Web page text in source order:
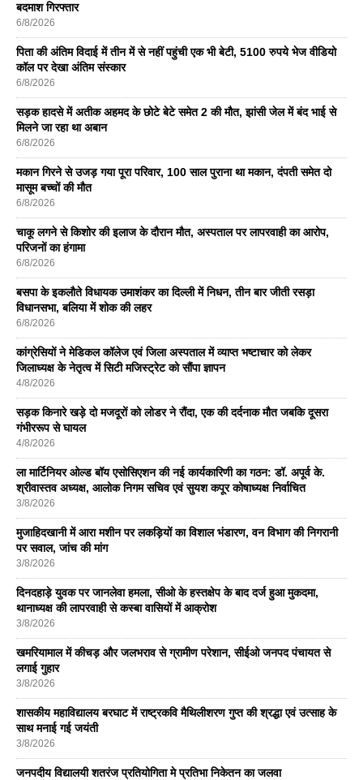
बदमाश गिरफ्तार
6/8/2026
पिता की अंतिम विदाई में तीन में से नहीं पहुंची एक भी बेटी, 5100 रुपये भेज वीडियो
कॉल पर देखा अंतिम संस्कार
6/8/2026
सड़क हादसे में अतीक अहमद के छोटे बेटे समेत 2 की मौत, झांसी जेल में बंद भाई से
मिलने जा रहा था अबान
6/8/2026
मकान गिरने से उजड़ गया पूरा परिवार, 100 साल पुराना था मकान, दंपती समेत दो
मासूम बच्चों की मौत
6/8/2026
चाकू लगने से किशोर की इलाज के दौरान मौत, अस्पताल पर लापरवाही का आरोप,
परिजनों का हंगामा
6/8/2026
बसपा के इकलाैते विधायक उमाशंकर का दिल्ली में निधन, तीन बार जीती रसड़ा
विधानसभा, बलिया में शोक की लहर
6/8/2026
कांग्रेसियों ने मेडिकल कॉलेज एवं जिला अस्पताल में व्याप्त भष्टाचार को लेकर
जिलाध्यक्ष के नेतृत्व में सिटी मजिस्ट्रेट को सौंपा ज्ञापन
4/8/2026
सड़क किनारे खड़े दो मजदूरों को लोडर ने रौंदा, एक की दर्दनाक मौत जबकि दूसरा
गंभीररूप से घायल
4/8/2026
ला मार्टिनियर ओल्ड बॉय एसोसिएशन की नई कार्यकारिणी का गठन: डॉ. अपूर्व के.
श्रीवास्तव अध्यक्ष, आलोक निगम सचिव एवं सुयश कपूर कोषाध्यक्ष निर्वाचित
3/8/2026
मुजाहिदखानी में आरा मशीन पर लकड़ियों का विशाल भंडारण, वन विभाग की निगरानी
पर सवाल, जांच की मांग
3/8/2026
दिनदहाड़े युवक पर जानलेवा हमला, सीओ के हस्तक्षेप के बाद दर्ज हुआ मुकदमा,
थानाध्यक्ष की लापरवाही से कस्बा वासियों में आक्रोश
3/8/2026
खमरियामाल में कीचड़ और जलभराव से ग्रामीण परेशान, सीईओ जनपद पंचायत से
लगाई गुहार
3/8/2026
शासकीय महाविद्यालय बरघाट में राष्ट्रकवि मैथिलीशरण गुप्त की श्रद्धा एवं उत्साह के
साथ मनाई गई जयंती
3/8/2026
जनपदीय विद्यालयी शतरंज प्रतियोगिता मे प्रतिभा निकेतन का जलवा